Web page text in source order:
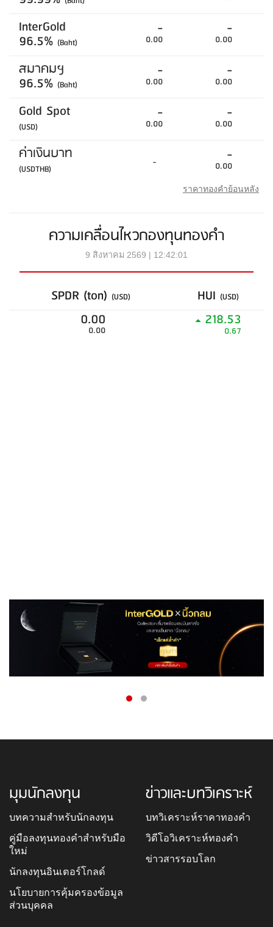
InterGold
96.5% (Baht)
-
0.00
-
0.00
สมาคมฯ
96.5% (Baht)
-
0.00
-
0.00
Gold Spot
(USD)
-
0.00
-
0.00
ค่าเงินบาท
(USDTHB) - -
0.00
ราคาทองคำย้อนหลัง
ความเคลื่อนไหวกองทุนทองคำ
9 สิงหาคม 2569 | 12:42:01
SPDR (ton) (USD) HUI (USD)
0.00
0.00
218.53
0.67
มุมนักลงทุน
บทความสำหรับนักลงทุน
คู่มือลงทุนทองคำสำหรับมือ
ใหม่
นักลงทุนอินเตอร์โกลด์
นโยบายการคุ้มครองข้อมูล
ส่วนบุคคล
ข่าวและบทวิเคราะห์
บทวิเคราะห์ราคาทองคำ
วิดีโอวิเคราะห์ทองคำ
ข่าวสารรอบโลก